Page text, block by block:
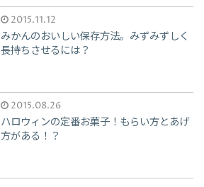
2015.11.12
みかんのおいしい保存方法。みずみずしく
長持ちさせるには？
2015.08.26
ハロウィンの定番お菓子！もらい方とあげ
方がある！？